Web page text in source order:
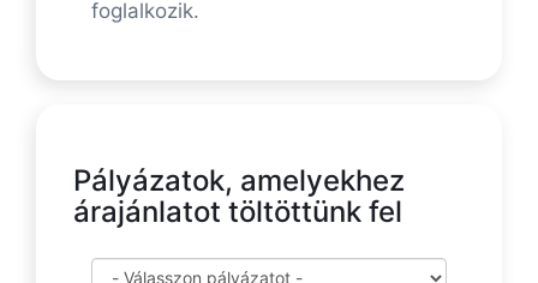
foglalkozik.
Pályázatok, amelyekhez
árajánlatot töltöttünk fel